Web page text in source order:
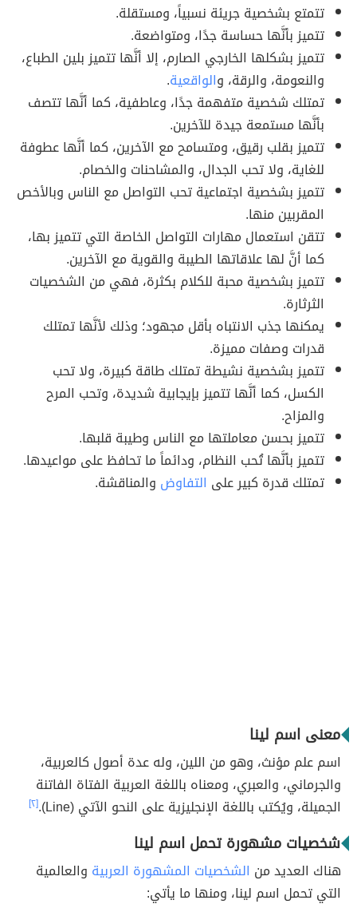
تتمتع بشخصية جريئة نسبياً، ومستقلة.
تتميز بأنَّها حساسة جدًا، ومتواضعة.
تتميز بشكلها الخارجي الصارم، إلا أنَّها تتميز بلين الطباع،
والنعومة، والرقة، والواقعية.
تمتلك شخصية متفهمة جدًا، وعاطفية، كما أنَّها تتصف
بأنَّها مستمعة جيدة للآخرين.
تتميز بقلب رقيق، ومتسامح مع الآخرين، كما أنَّها عطوفة
للغاية، ولا تحب الجدال، والمشاحنات والخصام.
تتميز بشخصية اجتماعية تحب التواصل مع الناس وبالأخص
المقربين منها.
تتقن استعمال مهارات التواصل الخاصة التي تتميز بها،
كما أنَّ لها علاقاتها الطيبة والقوية مع الآخرين.
تتميز بشخصية محبة للكلام بكثرة، فهي من الشخصيات
الثرثارة.
يمكنها جذب الانتباه بأقل مجهود؛ وذلك لأنَّها تمتلك
قدرات وصفات مميزة.
تتميز بشخصية نشيطة تمتلك طاقة كبيرة، ولا تحب
الكسل، كما أنَّها تتميز بإيجابية شديدة، وتحب المرح
والمزاح.
تتميز بحسن معاملتها مع الناس وطيبة قلبها.
تتميز بأنَّها تُحب النظام، ودائماً ما تحافظ على مواعيدها.
تمتلك قدرة كبير على التفاوض والمناقشة.
معنى اسم لينا
اسم علم مؤنث، وهو من اللين، وله عدة أصول كالعربية،
والجرماني، والعبري، ومعناه باللغة العربية الفتاة الفاتنة
الجميلة، ويُكتب باللغة الإنجليزية على النحو الآتي (Line).
[٢]
شخصيات مشهورة تحمل اسم لينا
هناك العديد من الشخصيات المشهورة العربية والعالمية
التي تحمل اسم لينا، ومنها ما يأتي: